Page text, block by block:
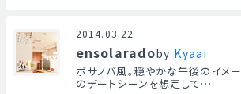
2014.03.22
ensolaradoby Kyaai
ボサノバ風。穏やかな午後のイメ
のデートシーンを想定して…